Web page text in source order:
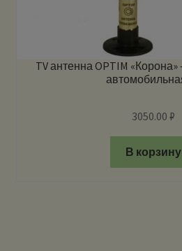
TV антенна OPTIM
3050.00₽
В корзину